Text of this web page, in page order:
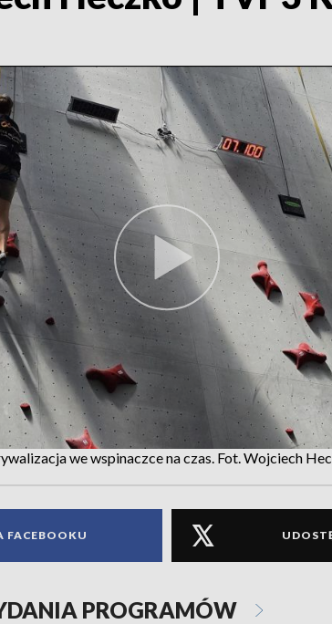
we wspinaczce na czas. Fot. Wojciech
FACEBOOKU
PROGRAMÓW